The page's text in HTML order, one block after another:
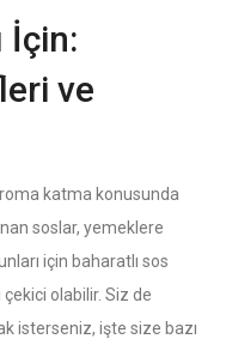
İçin:
ve
katma konusunda
soslar, yemeklere
için baharatlı sos
olabilir. Siz de
isterseniz, işte size bazı